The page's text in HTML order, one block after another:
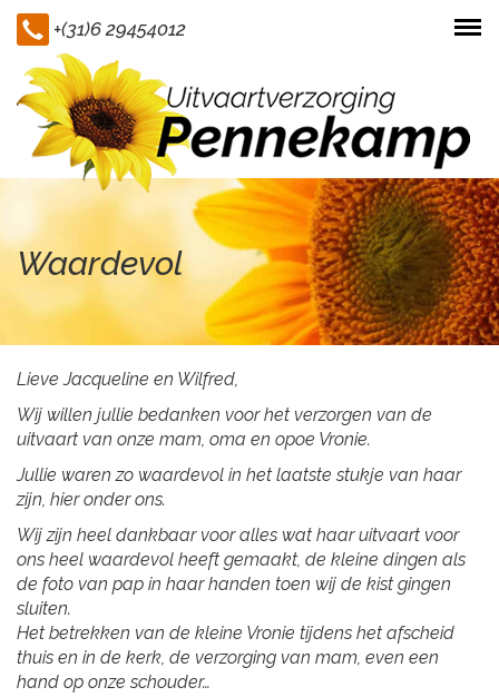
+(31)6 29454012
Waardevol
Lieve Jacqueline en Wilfred,
Wij willen jullie bedanken voor het verzorgen van de
uitvaart van onze mam, oma en opoe Vronie.
Jullie waren zo waardevol in het laatste stukje van haar
zijn, hier onder ons.
Wij zijn heel dankbaar voor alles wat haar uitvaart voor
ons heel waardevol heeft gemaakt, de kleine dingen als
de foto van pap in haar handen toen wij de kist gingen
sluiten.
Het betrekken van de kleine Vronie tijdens het afscheid
thuis en in de kerk, de verzorging van mam, even een
hand op onze schouder…